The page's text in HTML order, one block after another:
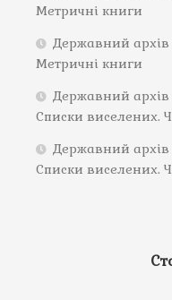
Метричні книги
Державний архів
Метричні книги
Державний архів
Списки виселених.
Державний архів
Списки виселених.